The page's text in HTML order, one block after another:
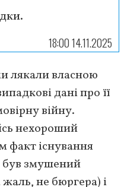
18:00 14.11.2025
лякали власною
дані про її
війну.
нехороший
факт існування
був змушений
не бюргера) і